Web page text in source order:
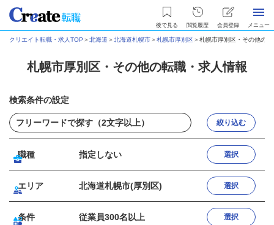
後で見る 閲覧履歴 会員登録 メニュー
クリエイト転職・求人TOP ＞北海道 ＞北海道札幌市＞札幌市厚別区＞札幌市厚別区・その他の
札幌市厚別区・その他の転職・求人情報
検索条件の設定
絞り込む
職種 指定しない 選択
エリア 北海道札幌市(厚別区) 選択
条件 従業員300名以上 選択